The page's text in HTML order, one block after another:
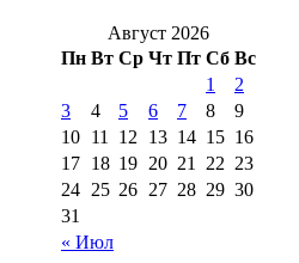
Август 2026
Пн Вт Ср Чт Пт Сб Вс
« Июл
1
2
3
4 5 6 7 8
9
10 11 12 13 14 15 16
17 18 19 20 21 22 23
24 25 26 27 28 29 30
31